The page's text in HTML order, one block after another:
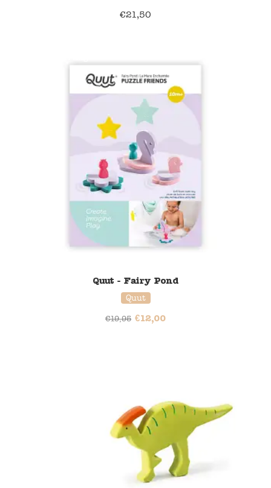
€21,50
Quut - Fairy Pond
Quut
€19,95 €12,00